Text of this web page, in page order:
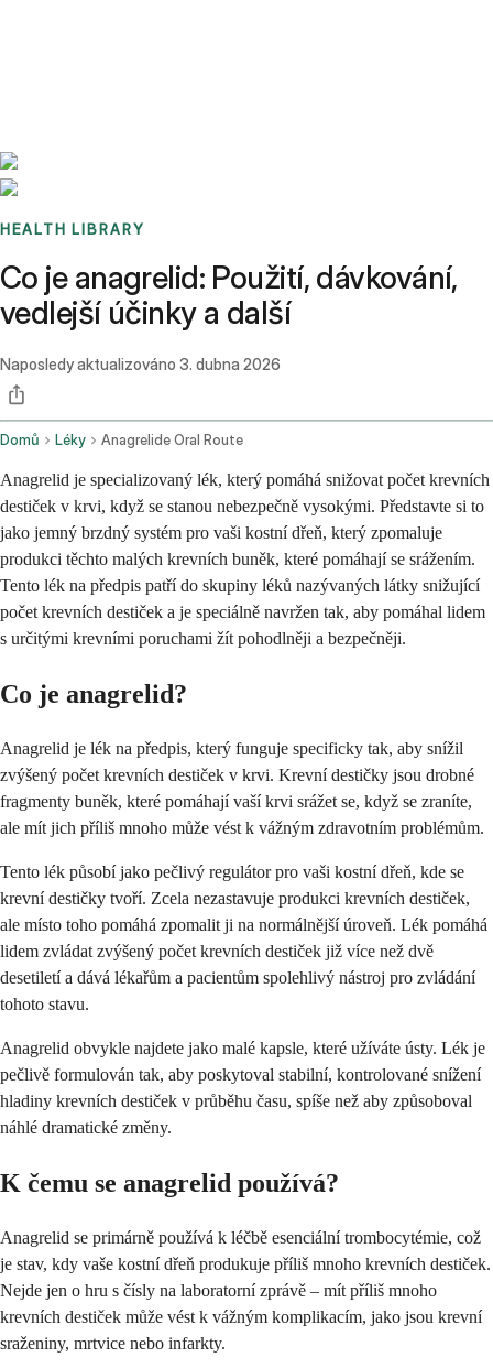
HEALTH LIBRARY
Co je anagrelid: Použití, dávkování,
vedlejší účinky a další
Naposledy aktualizováno 3. dubna 2026
Domů Léky Anagrelide Oral Route
Anagrelid je specializovaný lék, který pomáhá snižovat počet krevních
destiček v krvi, když se stanou nebezpečně vysokými. Představte si to
jako jemný brzdný systém pro vaši kostní dřeň, který zpomaluje
produkci těchto malých krevních buněk, které pomáhají se srážením.
Tento lék na předpis patří do skupiny léků nazývaných látky snižující
počet krevních destiček a je speciálně navržen tak, aby pomáhal lidem
s určitými krevními poruchami žít pohodlněji a bezpečněji.
Co je anagrelid?
Anagrelid je lék na předpis, který funguje specificky tak, aby snížil
zvýšený počet krevních destiček v krvi. Krevní destičky jsou drobné
fragmenty buněk, které pomáhají vaší krvi srážet se, když se zraníte,
ale mít jich příliš mnoho může vést k vážným zdravotním problémům.
Tento lék působí jako pečlivý regulátor pro vaši kostní dřeň, kde se
krevní destičky tvoří. Zcela nezastavuje produkci krevních destiček,
ale místo toho pomáhá zpomalit ji na normálnější úroveň. Lék pomáhá
lidem zvládat zvýšený počet krevních destiček již více než dvě
desetiletí a dává lékařům a pacientům spolehlivý nástroj pro zvládání
tohoto stavu.
Anagrelid obvykle najdete jako malé kapsle, které užíváte ústy. Lék je
pečlivě formulován tak, aby poskytoval stabilní, kontrolované snížení
hladiny krevních destiček v průběhu času, spíše než aby způsoboval
náhlé dramatické změny.
K čemu se anagrelid používá?
Anagrelid se primárně používá k léčbě esenciální trombocytémie, což
je stav, kdy vaše kostní dřeň produkuje příliš mnoho krevních destiček.
Nejde jen o hru s čísly na laboratorní zprávě – mít příliš mnoho
krevních destiček může vést k vážným komplikacím, jako jsou krevní
sraženiny, mrtvice nebo infarkty.